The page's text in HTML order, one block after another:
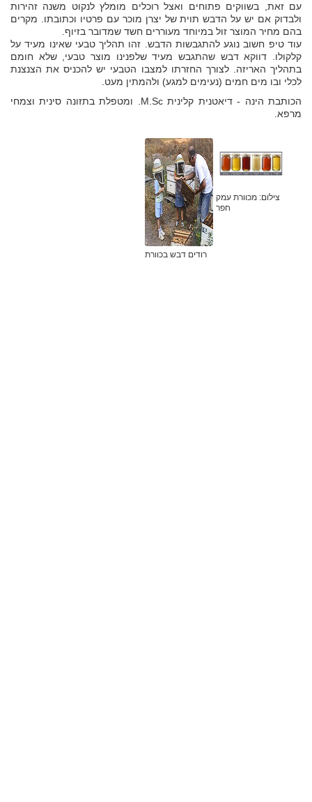
עם זאת, בשווקים פתוחים ואצל רוכלים מומלץ לנקוט משנה זהירות
ולבדוק אם יש על הדבש תוית של יצרן מוכר עם פרטיו וכתובתו. מקרים
בהם מחיר המוצר זול במיוחד מעוררים חשד שמדובר בזיוף.
עוד טיפ חשוב נוגע להתגבשות הדבש. זהו תהליך טבעי שאינו מעיד על
קלקולו. דווקא דבש שהתגבש מעיד שלפנינו מוצר טבעי, שלא חומם
בתהליך האריזה. לצורך החזרתו למצבו הטבעי יש להכניס את הצנצנת
לכלי ובו מים חמים (נעימים למגע) ולהמתין מעט.
הכותבת הינה - דיאטנית קלינית M.Sc. ומטפלת בתזונה סינית וצמחי
מרפא.
צילום: מכוורת עמק
חפר
רודים דבש בכוורת